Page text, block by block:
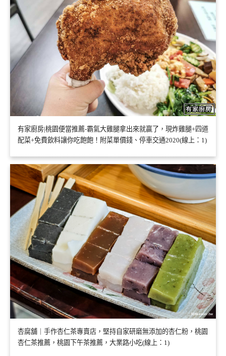
有家廚房|桃園便當推薦-霸氣大雞腿拿出來就贏了，現炸雞腿+四道
配菜+免費飲料讓你吃飽飽！附菜單價錢、停車交通2020(線上：1)
杏腐舖｜手作杏仁茶專賣店，堅持自家研磨無添加的杏仁粉，桃園
杏仁茶推薦，桃園下午茶推薦，大業路小吃(線上：1)